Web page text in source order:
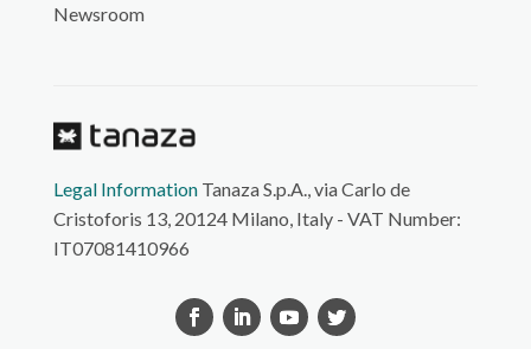
Newsroom
Legal InformationTanaza S.p.A., via Carlo de
Cristoforis 13, 20124 Milano, Italy - VAT Number:
IT07081410966